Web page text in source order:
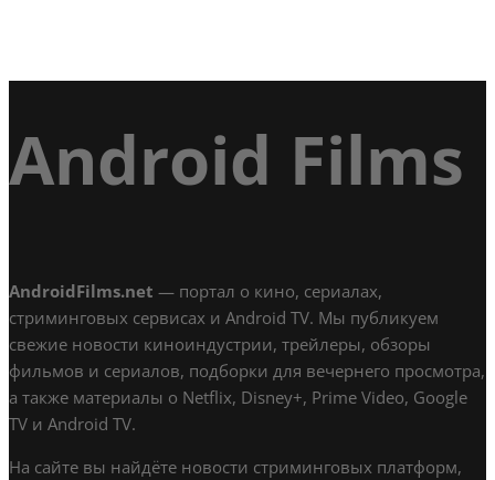
Android Films
AndroidFilms.net — портал о кино, сериалах,
стриминговых сервисах и Android TV. Мы публикуем
свежие новости киноиндустрии, трейлеры, обзоры
фильмов и сериалов, подборки для вечернего просмотра,
а также материалы о Netflix, Disney+, Prime Video, Google
TV и Android TV.
На сайте вы найдёте новости стриминговых платформ,